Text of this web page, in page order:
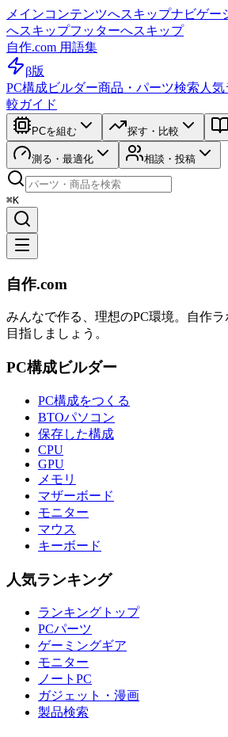
メインコンテンツへスキップナビゲー
へスキップフッターへスキップ
自作.com 用語集
β版
PC構成ビルダー商品・パーツ検索 人
較ガイド
PCを組む 探す・比較
測る・最適化 相談・投稿
⌘K
自作.com
みんなで作る、理想のPC環境。 自作ラ
目指しましょう。
PC構成ビルダー
PC構成をつくる
BTOパソコン
保存した構成
CPU
GPU
メモリ
マザーボード
モニター
マウス
キーボード
人気ランキング
ランキングトップ
PCパーツ
ゲーミングギア
モニター
ノートPC
ガジェット・漫画
製品検索